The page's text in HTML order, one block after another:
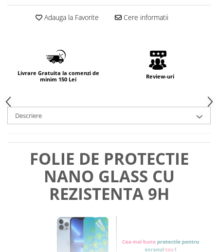
Adauga la Favorite Cere informatii
Livrare Gratuita la comenzi de
minim 150 Lei
Review-uri
Descriere
FOLIE DE PROTECTIE
NANO GLASS CU
REZISTENTA 9H